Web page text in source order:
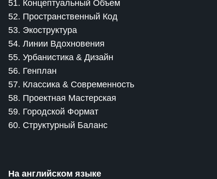
51. Концептуальный Объем
52. Пространственный Код
53. Экоструктура
54. Линии Вдохновения
55. Урбанистика & Дизайн
56. Генплан
57. Классика & Современность
58. Проектная Мастерская
59. Городской Формат
60. Структурный Баланс
На английском языке